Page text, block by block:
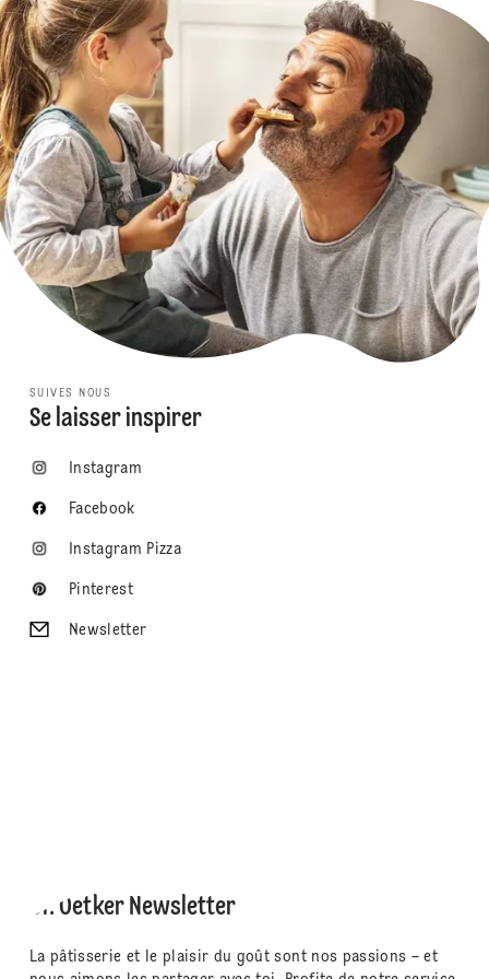
SUIVES NOUS
Se laisser inspirer
Instagram
Facebook
Instagram Pizza
Pinterest
Newsletter
Dr. Oetker Newsletter
La pâtisserie et le plaisir du goût sont nos passions – et